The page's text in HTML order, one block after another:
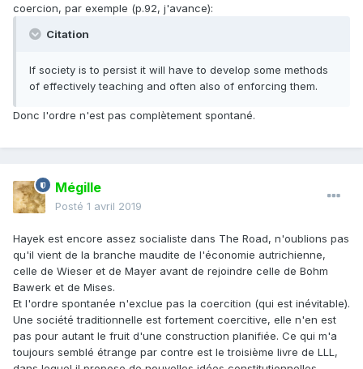
coercion, par exemple (p.92, j'avance):
Citation
If society is to persist it will have to develop some methods
of effectively teaching and often also of enforcing them.
Donc l'ordre n'est pas complètement spontané.
Mégille
Posté 1 avril 2019
Hayek est encore assez socialiste dans The Road, n'oublions pas
qu'il vient de la branche maudite de l'économie autrichienne,
celle de Wieser et de Mayer avant de rejoindre celle de Bohm
Bawerk et de Mises.
Et l'ordre spontanée n'exclue pas la coercition (qui est inévitable).
Une société traditionnelle est fortement coercitive, elle n'en est
pas pour autant le fruit d'une construction planifiée. Ce qui m'a
toujours semblé étrange par contre est le troisième livre de LLL,